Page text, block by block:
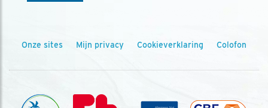
Onze sites Mijn privacy Cookieverklaring Colofon